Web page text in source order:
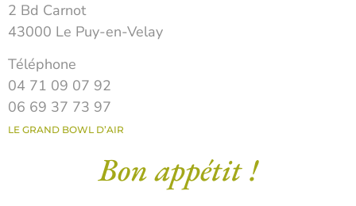
2 Bd Carnot
43000 Le Puy-en-Velay
Téléphone
04 71 09 07 92
06 69 37 73 97
LE GRAND BOWL D’AIR
Bon appétit !